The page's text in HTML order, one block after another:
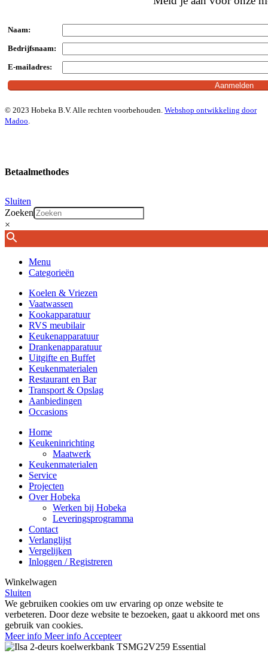
Naam:
Bedrijfsnaam:
E-mailadres:
© 2023 Hobeka B.V. Alle rechten voorbehouden. Webshop ontwikkeling door
Madoo.
Betaalmethodes
Sluiten
Zoeken
×
Menu
Categorieën
Koelen & Vriezen
Vaatwassen
Kookapparatuur
RVS meubilair
Keukenapparatuur
Drankenapparatuur
Uitgifte en Buffet
Keukenmaterialen
Restaurant en Bar
Transport & Opslag
Aanbiedingen
Occasions
Home
Keukeninrichting
Maatwerk
Keukenmaterialen
Service
Projecten
Over Hobeka
Werken bij Hobeka
Leveringsprogramma
Contact
Verlanglijst
Vergelijken
Inloggen / Registreren
Winkelwagen
Sluiten
We gebruiken cookies om uw ervaring op onze website te
verbeteren. Door deze website te bezoeken, gaat u akkoord met ons
gebruik van cookies.
Meer info Meer info Accepteer